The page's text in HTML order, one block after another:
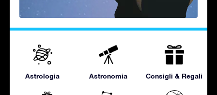
Astrologia Astronomia Consigli & Regali